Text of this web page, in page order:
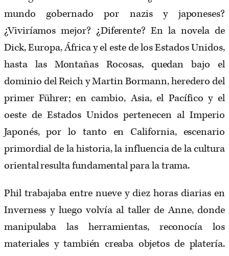
mundo gobernado por nazis y japoneses?
¿Viviríamos mejor? ¿Diferente? En la novela de
Dick, Europa, África y el este de los Estados Unidos,
hasta las Montañas Rocosas, quedan bajo el
dominio del Reich y Martin Bormann, heredero del
primer Führer; en cambio, Asia, el Pacífico y el
oeste de Estados Unidos pertenecen al Imperio
Japonés, por lo tanto en California, escenario
primordial de la historia, la influencia de la cultura
oriental resulta fundamental para la trama.
Phil trabajaba entre nueve y diez horas diarias en
Inverness y luego volvía al taller de Anne, donde
manipulaba las herramientas, reconocía los
materiales y también creaba objetos de platería.